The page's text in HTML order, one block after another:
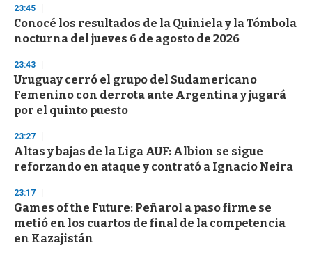
d
s
o
f
3
s
e
c
o
d
s
23:45
Conocé los resultados de la Quiniela y la Tómbola
nocturna del jueves 6 de agosto de 2026
23:43
Uruguay cerró el grupo del Sudamericano
Femenino con derrota ante Argentina y jugará
por el quinto puesto
23:27
Altas y bajas de la Liga AUF: Albion se sigue
reforzando en ataque y contrató a Ignacio Neira
23:17
Games of the Future: Peñarol a paso firme se
metió en los cuartos de final de la competencia
en Kazajistán